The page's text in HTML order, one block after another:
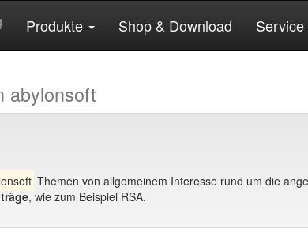
Produkte Shop & Download Service
abylonsoft
Themen von allgemeinem Interesse rund um die
, wie zum Beispiel RSA.